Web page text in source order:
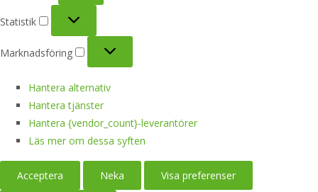
Statistik
Marknadsföring
Hantera alternativ
Hantera tjänster
Hantera {vendor_count}-leverantörer
Läs mer om dessa syften
Acceptera Neka Visa preferenser